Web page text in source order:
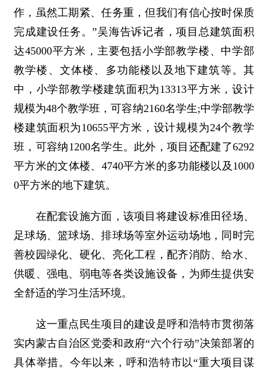
作，虽然工期紧、任务重，但我们有信心按时保质
完成建设任务。”吴海告诉记者，项目总建筑面积
达45000平方米，主要包括小学部教学楼、中学部
教学楼、文体楼、多功能楼以及地下建筑等。其
中，小学部教学楼建筑面积为13313平方米，设计
规模为48个教学班，可容纳2160名学生;中学部教学
楼建筑面积为10655平方米，设计规模为24个教学
班，可容纳1200名学生。此外，项目还配建了6292
平方米的文体楼、4740平方米的多功能楼以及1000
0平方米的地下建筑。
在配套设施方面，该项目将建设标准田径场、
足球场、篮球场、排球场等室外运动场地，同时完
善校园绿化、硬化、亮化工程，配齐消防、给水、
供暖、强电、弱电等各类设施设备，为师生提供安
全舒适的学习生活环境。
这一重点民生项目的建设是呼和浩特市贯彻落
实内蒙古自治区党委和政府“六个行动”决策部署的
具体举措。今年以来，呼和浩特市以“重大项目谋